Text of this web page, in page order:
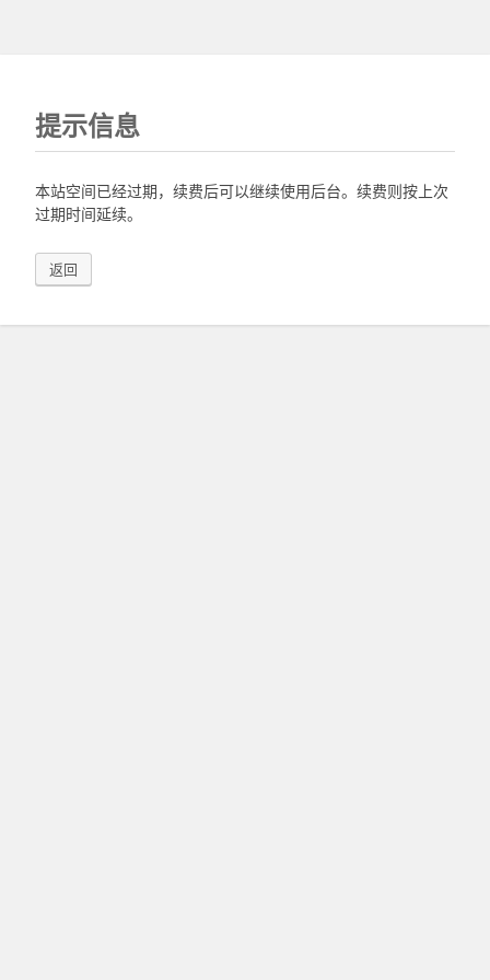
提示信息
本站空间已经过期，续费后可以继续使用后台。续费则按上次
过期时间延续。
返回